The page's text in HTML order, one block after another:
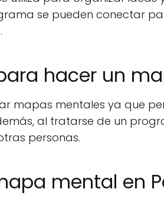
se pueden conectar
hacer un
mapas mentales ya que
al tratarse de un
personas.
mental en